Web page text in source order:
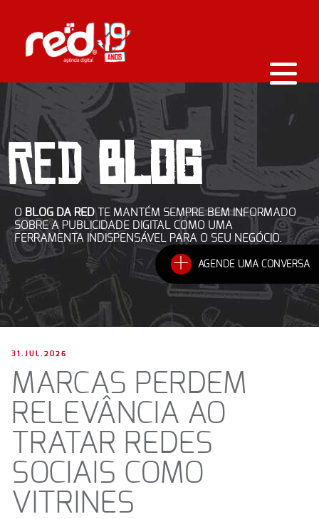
REDBLOG
O BLOG DA REDTE MANTÉM SEMPRE BEM INFORMADO
SOBRE A PUBLICIDADE DIGITAL COMO UMA
FERRAMENTA INDISPENSÁVEL PARA O SEU NEGÓCIO.
31.JUL.2026
MARCAS PERDEM
RELEVÂNCIA AO
TRATAR REDES
SOCIAIS COMO
VITRINES
+ AGENDE UMA CONVERSA